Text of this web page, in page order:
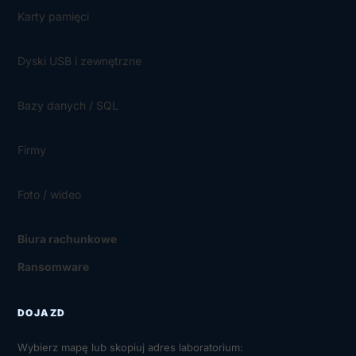
Karty pamięci
Dyski USB i zewnętrzne
Bazy danych / SQL
Firmy
Foto / wideo
Biura rachunkowe
Ransomware
DOJAZD
Wybierz mapę lub skopiuj adres laboratorium: